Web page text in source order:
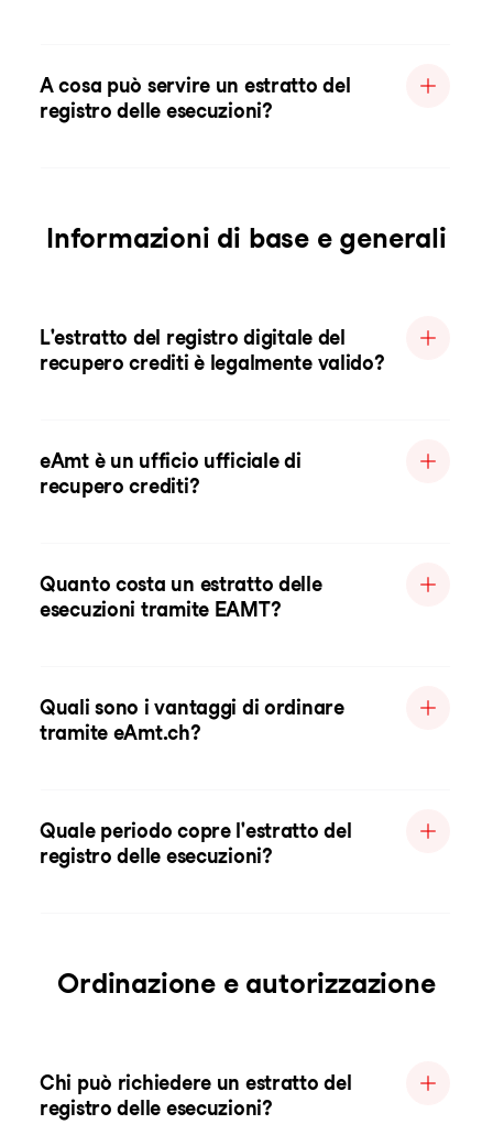
A cosa può servire un estratto del
registro delle esecuzioni?
Informazioni di base e generali
L'estratto del registro digitale del
recupero crediti è legalmente valido?
eAmt è un ufficio ufficiale di
recupero crediti?
Quanto costa un estratto delle
esecuzioni tramite EAMT?
Quali sono i vantaggi di ordinare
tramite eAmt.ch?
Quale periodo copre l'estratto del
registro delle esecuzioni?
Ordinazione e autorizzazione
Chi può richiedere un estratto del
registro delle esecuzioni?